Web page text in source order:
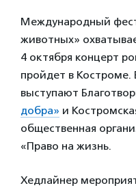
Международный
животных»
4 октября концерт
пройдет в Костроме.
выступают
добра» и
общественная
«Право на жизнь.
Хедлайнер